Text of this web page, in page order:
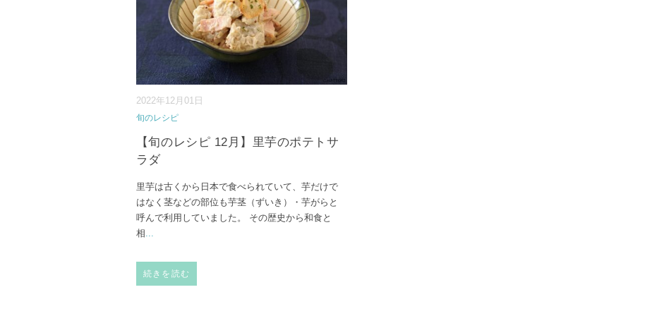
2022年12月01日
旬のレシピ
【旬のレシピ 12月】里芋のポテトサ
ラダ
里芋は古くから日本で食べられていて、芋だけで
はなく茎などの部位も芋茎（ずいき）・芋がらと
呼んで利用していました。 その歴史から和食と
相...
続きを読む